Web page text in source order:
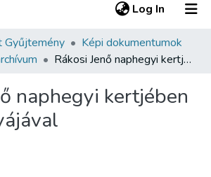
Log In (current)
Gyűjtemény
Képi dokumentumok
Rákosi Jenő naphegyi kertjében Pajtás kutyájával
naphegyi kertjében